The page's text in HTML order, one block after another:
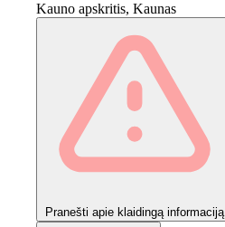
Kauno apskritis, Kaunas
Pranešti apie klaidingą informaciją